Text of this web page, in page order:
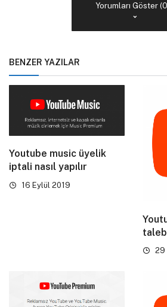
Yorumları Göster
BENZER YAZILAR
Youtube music üyelik
iptali nasıl yapılır
16 Eylül 2019
29